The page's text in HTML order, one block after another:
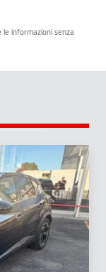
le informazioni senza